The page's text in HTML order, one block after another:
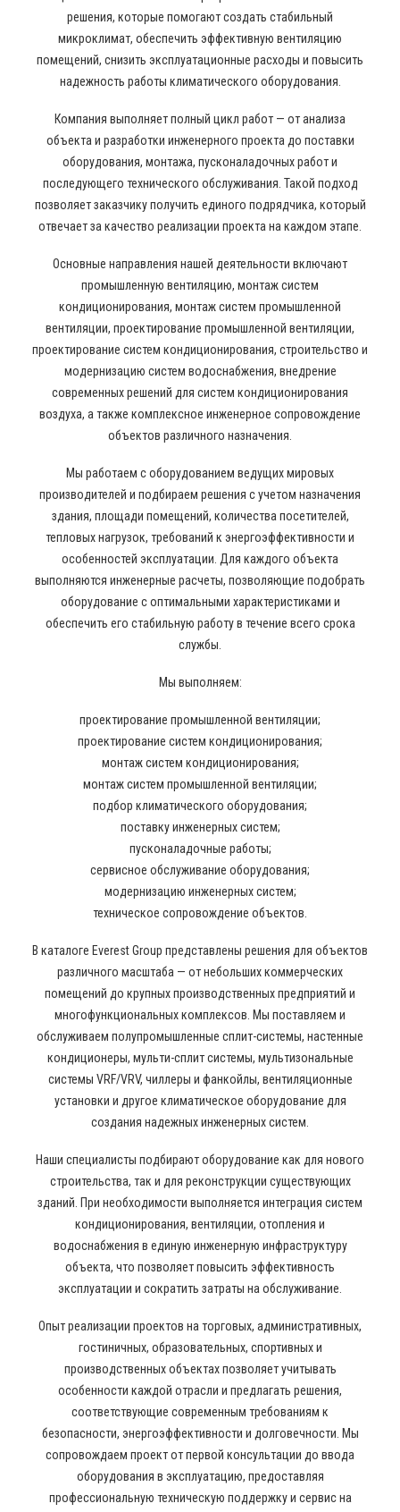
решения, которые помогают создать стабильный
микроклимат, обеспечить эффективную вентиляцию
помещений, снизить эксплуатационные расходы и повысить
надежность работы климатического оборудования.
Компания выполняет полный цикл работ — от анализа
объекта и разработки инженерного проекта до поставки
оборудования, монтажа, пусконаладочных работ и
последующего технического обслуживания. Такой подход
позволяет заказчику получить единого подрядчика, который
отвечает за качество реализации проекта на каждом этапе.
Основные направления нашей деятельности включают
промышленную вентиляцию, монтаж систем
кондиционирования, монтаж систем промышленной
вентиляции, проектирование промышленной вентиляции,
проектирование систем кондиционирования, строительство и
модернизацию систем водоснабжения, внедрение
современных решений для систем кондиционирования
воздуха, а также комплексное инженерное сопровождение
объектов различного назначения.
Мы работаем с оборудованием ведущих мировых
производителей и подбираем решения с учетом назначения
здания, площади помещений, количества посетителей,
тепловых нагрузок, требований к энергоэффективности и
особенностей эксплуатации. Для каждого объекта
выполняются инженерные расчеты, позволяющие подобрать
оборудование с оптимальными характеристиками и
обеспечить его стабильную работу в течение всего срока
службы.
Мы выполняем:
проектирование промышленной вентиляции;
проектирование систем кондиционирования;
монтаж систем кондиционирования;
монтаж систем промышленной вентиляции;
подбор климатического оборудования;
поставку инженерных систем;
пусконаладочные работы;
сервисное обслуживание оборудования;
модернизацию инженерных систем;
техническое сопровождение объектов.
В каталоге Everest Group представлены решения для объектов
различного масштаба — от небольших коммерческих
помещений до крупных производственных предприятий и
многофункциональных комплексов. Мы поставляем и
обслуживаем полупромышленные сплит-системы, настенные
кондиционеры, мульти-сплит системы, мультизональные
системы VRF/VRV, чиллеры и фанкойлы, вентиляционные
установки и другое климатическое оборудование для
создания надежных инженерных систем.
Наши специалисты подбирают оборудование как для нового
строительства, так и для реконструкции существующих
зданий. При необходимости выполняется интеграция систем
кондиционирования, вентиляции, отопления и
водоснабжения в единую инженерную инфраструктуру
объекта, что позволяет повысить эффективность
эксплуатации и сократить затраты на обслуживание.
Опыт реализации проектов на торговых, административных,
гостиничных, образовательных, спортивных и
производственных объектах позволяет учитывать
особенности каждой отрасли и предлагать решения,
соответствующие современным требованиям к
безопасности, энергоэффективности и долговечности. Мы
сопровождаем проект от первой консультации до ввода
оборудования в эксплуатацию, предоставляя
профессиональную техническую поддержку и сервис на